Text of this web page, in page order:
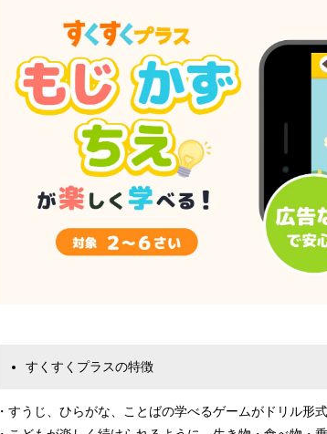
すくすくプラスの特徴
・すうじ、ひらがな、ことばの学べるゲームがドリル形